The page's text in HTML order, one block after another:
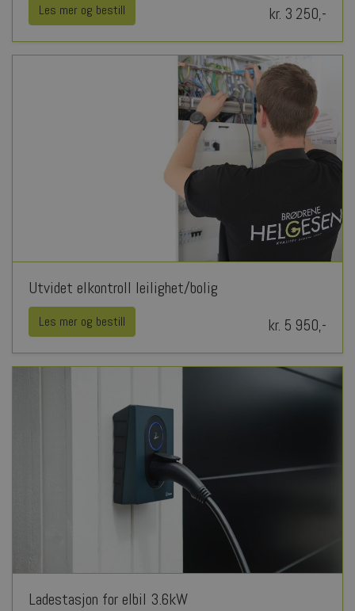
Les mer og bestill kr. 3 250,-
Utvidet elkontroll leilighet/bolig
Les mer og bestill kr. 5 950,-
Ladestasjon for elbil 3.6kW